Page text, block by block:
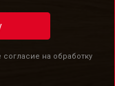
на обработку